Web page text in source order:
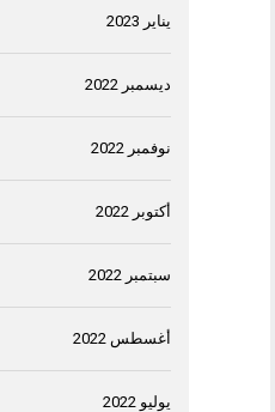
يناير 2023
ديسمبر 2022
نوفمبر 2022
أكتوبر 2022
سبتمبر 2022
أغسطس 2022
يوليو 2022